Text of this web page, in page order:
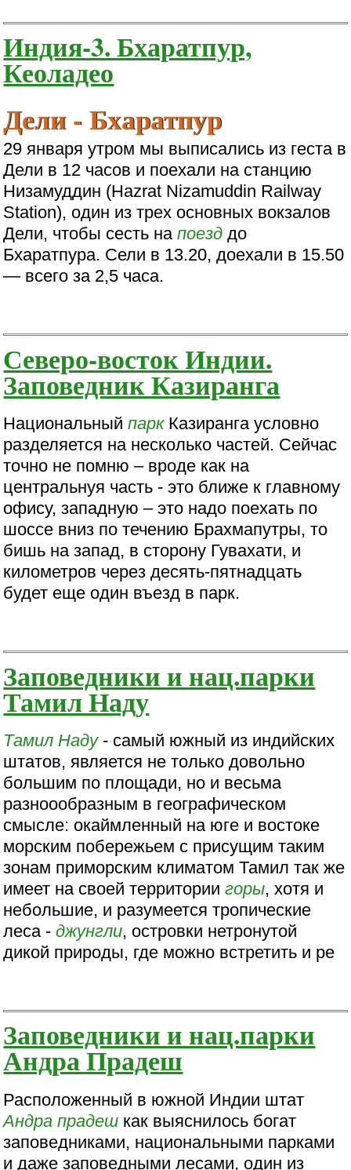
Индия-3. Бхаратпур,
Кеоладео
Дели - Бхаратпур
29 января утром мы выписались из геста в
Дели в 12 часов и поехали на станцию
Низамуддин (Hazrat Nizamuddin Railway
Station), один из трех основных вокзалов
Дели, чтобы сесть напоезд до
Бхаратпура. Сели в 13.20, доехали в 15.50
— всего за 2,5 часа.
Северо-восток Индии.
Заповедник Казиранга
НациональныйпаркКазиранга условно
разделяется на несколько частей. Сейчас
точно не помню – вроде как на
центральнуя часть - это ближе к главному
офису, западную – это надо поехать по
шоссе вниз по течению Брахмапутры, то
бишь на запад, в сторону Гувахати, и
километров через десять-пятнадцать
будет еще один въезд в парк.
Заповедники и нац.парки
Тамил Наду
Тамил Наду- самый южный из индийских
штатов, является не только довольно
большим по площади, но и весьма
разноообразным в географическом
смысле: окаймленный на юге и востоке
морским побережьем с присущим таким
зонам приморским климатом Тамил так же
имеет на своей территориигоры, хотя и
небольшие, и разумеется тропические
леса -джунгли, островки нетронутой
дикой природы, где можно встретить и ре
Заповедники и нац.парки
Андра Прадеш
Расположенный в южной Индии штат
Андра прадеш как выяснилось богат
заповедниками, национальными парками
и даже заповедными лесами, один из